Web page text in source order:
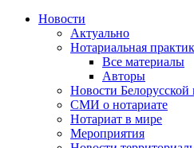
Новости
Актуально
Нотариальная
Все материалы
Авторы
Новости
СМИ о нотариате
Нотариат в мире
Мероприятия